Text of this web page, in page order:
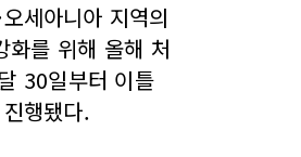
세아니아 지역의
화를 위해 올해 처
30일부터 이틀
행됐다.